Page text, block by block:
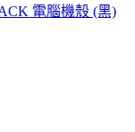
電腦機殼 (黑)